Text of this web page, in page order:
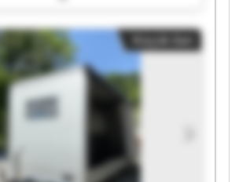
EOOD PLC Merkezi EOOD PLC
PLC Merkezi EOOD PLC Merkezi
EOOD PLC Merkezi EOOD PLC
PLC Merkezi EOOD PLC Merkezi